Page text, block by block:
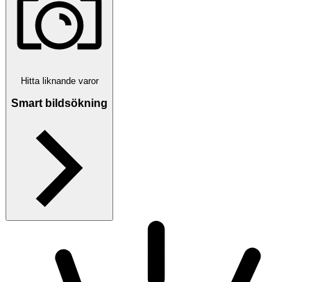
Hitta liknande varor
Smart bildsökning